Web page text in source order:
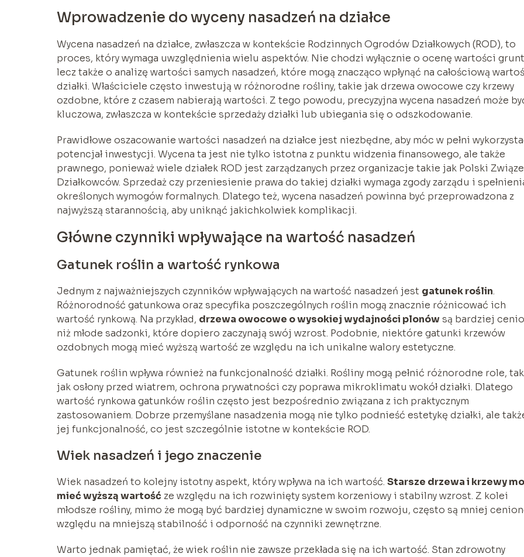
Wprowadzenie do wyceny nasadzeń na działce
Wycena nasadzeń na działce, zwłaszcza w kontekście Rodzinnych Ogrodów Działkowych (ROD), to
proces, który wymaga uwzględnienia wielu aspektów. Nie chodzi wyłącznie o ocenę wartości
lecz także o analizę wartości samych nasadzeń, które mogą znacząco wpłynąć na całościową
działki. Właściciele często inwestują w różnorodne rośliny, takie jak drzewa owocowe czy krzewy
ozdobne, które z czasem nabierają wartości. Z tego powodu, precyzyjna wycena nasadzeń może
kluczowa, zwłaszcza w kontekście sprzedaży działki lub ubiegania się o odszkodowanie.
Prawidłowe oszacowanie wartości nasadzeń na działce jest niezbędne, aby móc w pełni
potencjał inwestycji. Wycena ta jest nie tylko istotna z punktu widzenia finansowego, ale także
prawnego, ponieważ wiele działek ROD jest zarządzanych przez organizacje takie jak Polski
Działkowców. Sprzedaż czy przeniesienie prawa do takiej działki wymaga zgody zarządu i
określonych wymogów formalnych. Dlatego też, wycena nasadzeń powinna być przeprowadzona z
najwyższą starannością, aby uniknąć jakichkolwiek komplikacji.
Główne czynniki wpływające na wartość nasadzeń
Gatunek roślin a wartość rynkowa
Jednym z najważniejszych czynników wpływających na wartość nasadzeń jest gatunek roślin.
Różnorodność gatunkowa oraz specyfika poszczególnych roślin mogą znacznie różnicować ich
wartość rynkową. Na przykład, drzewa owocowe o wysokiej wydajności plonówsą bardziej
niż młode sadzonki, które dopiero zaczynają swój wzrost. Podobnie, niektóre gatunki krzewów
ozdobnych mogą mieć wyższą wartość ze względu na ich unikalne walory estetyczne.
Gatunek roślin wpływa również na funkcjonalność działki. Rośliny mogą pełnić różnorodne role,
jak osłony przed wiatrem, ochrona prywatności czy poprawa mikroklimatu wokół działki. Dlatego
wartość rynkowa gatunków roślin często jest bezpośrednio związana z ich praktycznym
zastosowaniem. Dobrze przemyślane nasadzenia mogą nie tylko podnieść estetykę działki, ale
jej funkcjonalność, co jest szczególnie istotne w kontekście ROD.
Wiek nasadzeń i jego znaczenie
Wiek nasadzeń to kolejny istotny aspekt, który wpływa na ich wartość. Starsze drzewa i krzewy
mieć wyższą wartość ze względu na ich rozwinięty system korzeniowy i stabilny wzrost. Z kolei
młodsze rośliny, mimo że mogą być bardziej dynamiczne w swoim rozwoju, często są mniej
względu na mniejszą stabilność i odporność na czynniki zewnętrzne.
Warto jednak pamiętać, że wiek roślin nie zawsze przekłada się na ich wartość. Stan zdrowotny